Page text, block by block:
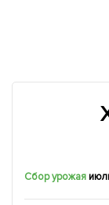
Сбор урожая